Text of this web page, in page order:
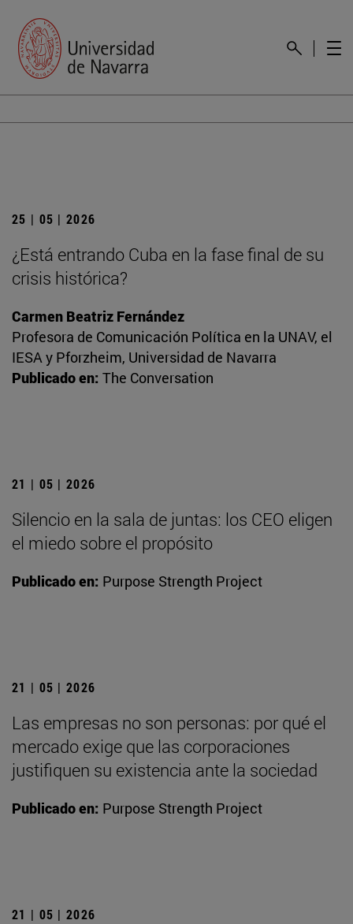
25 | 05 | 2026
¿Está entrando Cuba en la fase final de su
crisis histórica?
Carmen Beatriz Fernández
Profesora de Comunicación Política en la UNAV, el
IESA y Pforzheim, Universidad de Navarra
Publicado en: The Conversation
21 | 05 | 2026
Silencio en la sala de juntas: los CEO eligen
el miedo sobre el propósito
Publicado en: Purpose Strength Project
21 | 05 | 2026
Las empresas no son personas: por qué el
mercado exige que las corporaciones
justifiquen su existencia ante la sociedad
Publicado en: Purpose Strength Project
21 | 05 | 2026